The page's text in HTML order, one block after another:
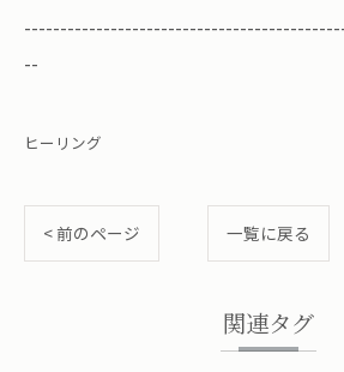
--
ヒーリング
< 前のページ 一覧に戻る
関連タグ